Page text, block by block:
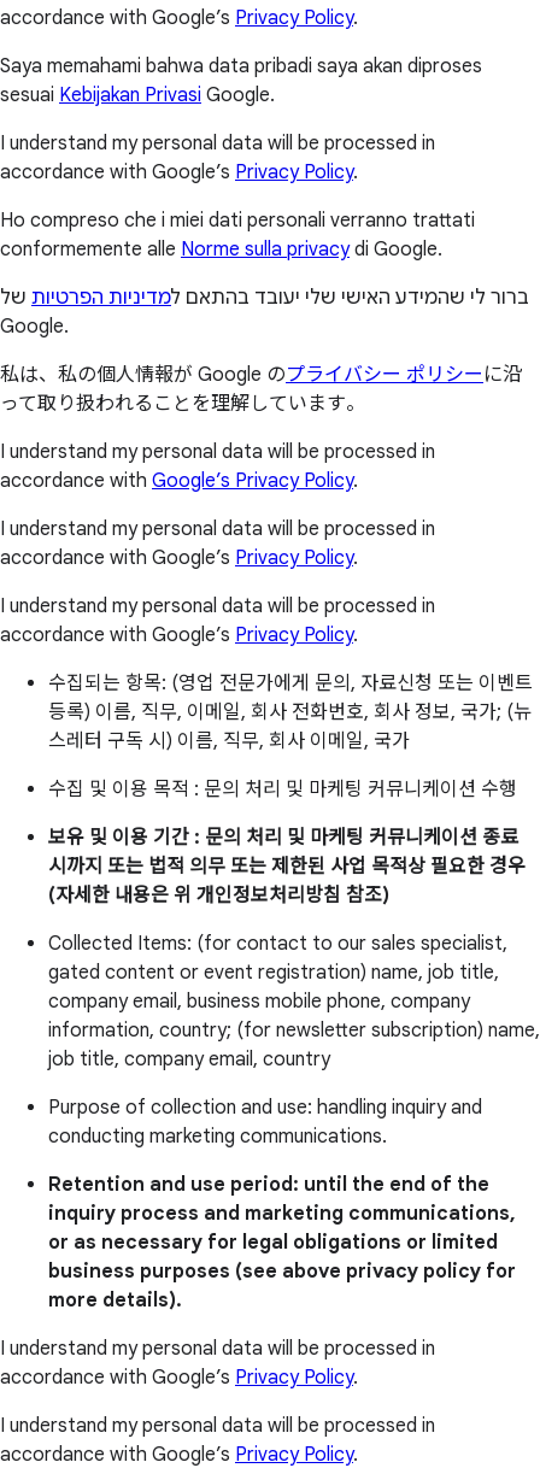
accordance with Google’s Privacy Policy.
Saya memahami bahwa data pribadi saya akan diproses
sesuai Kebijakan Privasi Google.
I understand my personal data will be processed in
accordance with Google’s Privacy Policy.
Ho compreso che i miei dati personali verranno trattati
conformemente alle Norme sulla privacydi Google.
ברור לי שהמידע האישי שלי יעובד בהתאם למדיניות הפרטיות של
Google.
私は、私の個人情報が Google のプライバシー ポリシー に沿
って取り扱われることを理解しています。
I understand my personal data will be processed in
accordance with Google’s Privacy Policy.
I understand my personal data will be processed in
accordance with Google’s Privacy Policy.
I understand my personal data will be processed in
accordance with Google’s Privacy Policy.
수집되는 항목: (영업 전문가에게 문의, 자료신청 또는 이벤트
등록) 이름, 직무, 이메일, 회사 전화번호, 회사 정보, 국가; (뉴
스레터 구독 시) 이름, 직무, 회사 이메일, 국가
수집 및 이용 목적 : 문의 처리 및 마케팅 커뮤니케이션 수행
보유 및 이용 기간 : 문의 처리 및 마케팅 커뮤니케이션 종료
시까지 또는 법적 의무 또는 제한된 사업 목적상 필요한 경우
(자세한 내용은 위 개인정보처리방침 참조)
Collected Items: (for contact to our sales specialist,
gated content or event registration) name, job title,
company email, business mobile phone, company
information, country; (for newsletter subscription) name,
job title, company email, country
Purpose of collection and use: handling inquiry and
conducting marketing communications.
Retention and use period: until the end of the
inquiry process and marketing communications,
or as necessary for legal obligations or limited
business purposes (see above privacy policy for
more details).
I understand my personal data will be processed in
accordance with Google’s Privacy Policy.
I understand my personal data will be processed in
accordance with Google’s Privacy Policy.